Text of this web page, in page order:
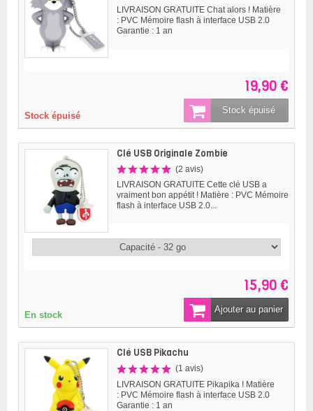
LIVRAISON GRATUITE Chat alors ! Matière
: PVC Mémoire flash à interface USB 2.0
Garantie : 1 an
19,90 €
Stock épuisé
Stock épuisé
Clé USB Originale Zombie
(2 avis)
LIVRAISON GRATUITE Cette clé USB a
vraiment bon appétit ! Matière : PVC Mémoire
flash à interface USB 2.0...
15,90 €
En stock
Ajouter au panier
Clé USB Pikachu
(1 avis)
LIVRAISON GRATUITE Pikapika ! Matière
: PVC Mémoire flash à interface USB 2.0
Garantie : 1 an